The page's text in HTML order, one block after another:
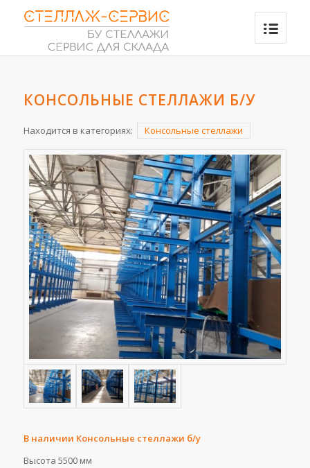
КОНСОЛЬНЫЕ СТЕЛЛАЖИ Б/У
Находится в категориях: Консольные стеллажи
В наличии Консольные стеллажи б/у
Высота 5500 мм